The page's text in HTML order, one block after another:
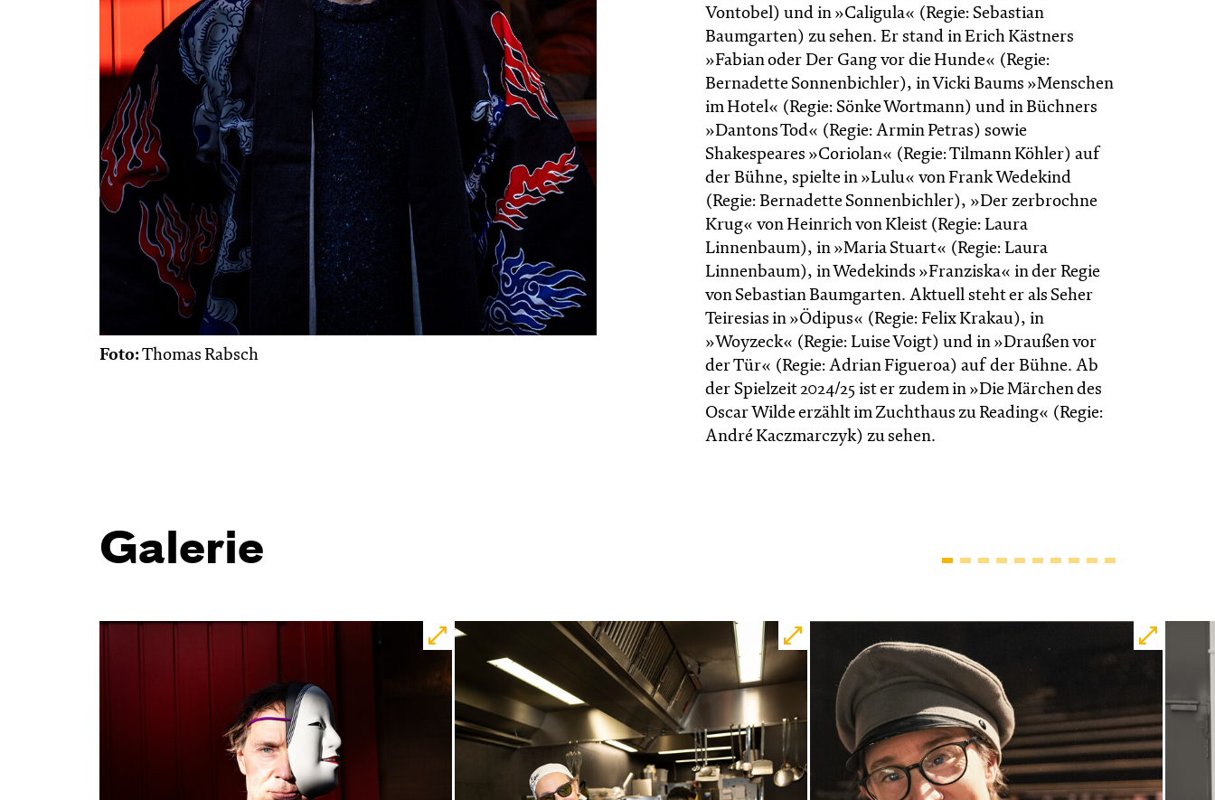
Foto:Thomas Rabsch
Vontobel) und in »Caligula« (Regie: Sebastian
Baumgarten) zu sehen. Er stand in Erich Kästners
»Fabian oder Der Gang vor die Hunde« (Regie:
Bernadette Sonnenbichler), in Vicki Baums »Menschen
im Hotel« (Regie: Sönke Wortmann) und in Büchners
»Dantons Tod« (Regie: Armin Petras) sowie
Shakespeares »Coriolan« (Regie: Tilmann Köhler) auf
der Bühne, spielte in »Lulu« von Frank Wedekind
(Regie: Bernadette Sonnenbichler), »Der zerbrochne
Krug« von Heinrich von Kleist (Regie: Laura
Linnenbaum), in »Maria Stuart« (Regie: Laura
Linnenbaum), in Wedekinds »Franziska« in der Regie
von Sebastian Baumgarten. Aktuell steht er als Seher
Teiresias in »Ödipus« (Regie: Felix Krakau), in
»Woyzeck« (Regie: Luise Voigt) und in »Draußen vor
der Tür« (Regie: Adrian Figueroa) auf der Bühne. Ab
der Spielzeit 2024/25 ist er zudem in »Die Märchen des
Oscar Wilde erzählt im Zucht­haus zu Reading« (Regie:
André Kacz­marc­zyk) zu sehen.
Galerie